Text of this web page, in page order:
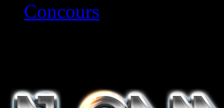
Concours